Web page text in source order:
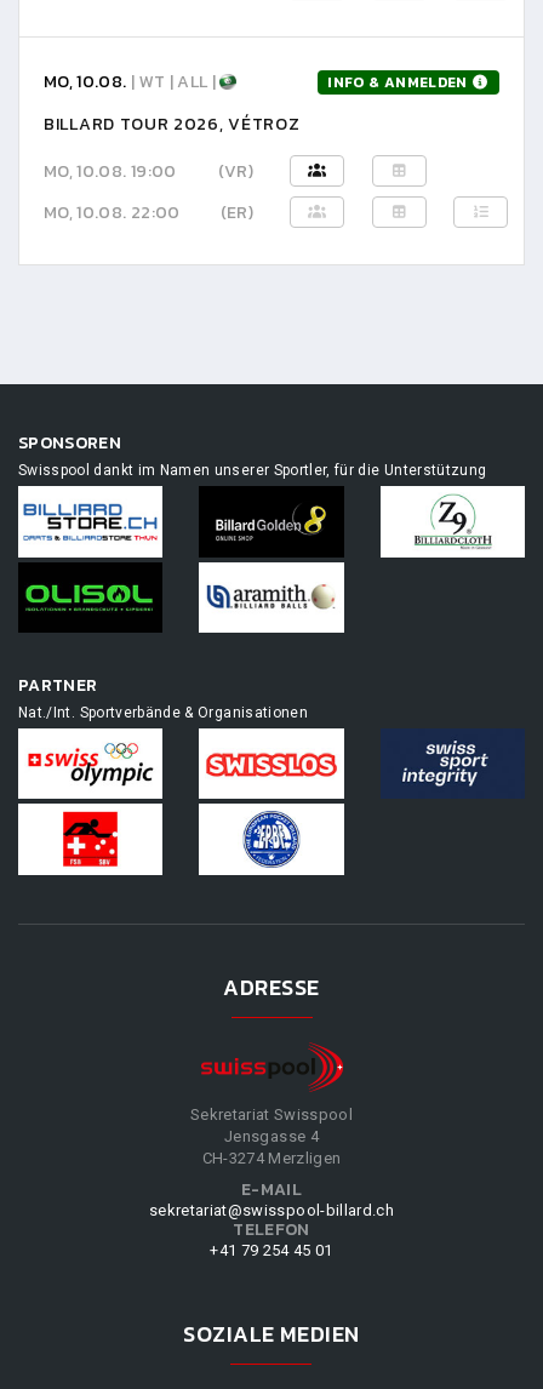
MO, 10.08. | WT | ALL | INFO & ANMELDEN
BILLARD TOUR 2026, VÉTROZ
MO, 10.08. 19:00
(VR)
MO, 10.08. 22:00
(ER)
SPONSOREN
Swisspool dankt im Namen unserer Sportler, für die Unterstützung
PARTNER
Nat./Int. Sportverbände & Organisationen
ADRESSE
Sekretariat Swisspool
Jensgasse 4
CH-3274 Merzligen
E-MAIL
sekretariat@swisspool-billard.ch
TELEFON
+41 79 254 45 01
SOZIALE MEDIEN